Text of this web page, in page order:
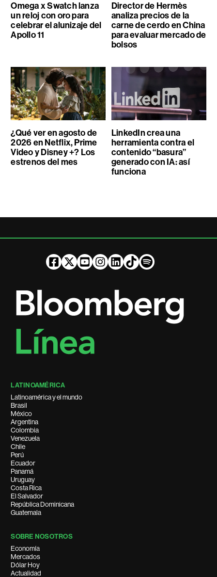
Omega x Swatch lanza
un reloj con oro para
celebrar el alunizaje del
Apollo 11
Director de Hermès
analiza precios de la
carne de cerdo en China
para evaluar mercado de
bolsos
¿Qué ver en agosto de
2026 en Netflix, Prime
Video y Disney +? Los
estrenos del mes
LinkedIn crea una
herramienta contra el
contenido “basura”
generado con IA: así
funciona
LATINOAMÉRICA
Latinoamérica y el mundo
Brasil
México
Argentina
Colombia
Venezuela
Chile
Perú
Ecuador
Panamá
Uruguay
Costa Rica
El Salvador
República Dominicana
Guatemala
SOBRE NOSOTROS
Economía
Mercados
Dólar Hoy
Actualidad